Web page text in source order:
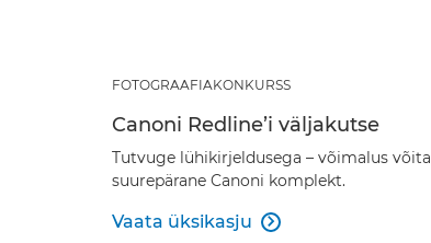
FOTOGRAAFIAKONKURSS
Canoni Redline’i väljakutse
Tutvuge lühikirjeldusega – võimalus võita
suurepärane Canoni komplekt.
Vaata üksikasju 